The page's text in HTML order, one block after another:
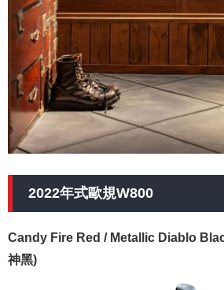
2022年式歐規W800
Candy Fire Red / Metallic Diablo
神黑)